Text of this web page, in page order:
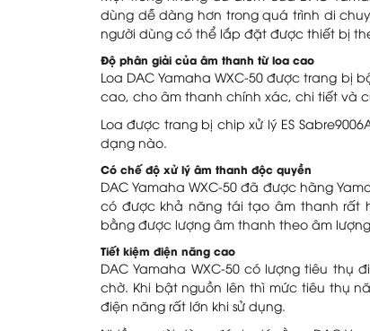
dùng dễ dàng hơn trong quá trình di
người dùng có thể lắp đặt được thiết bị
Độ phân giải của âm thanh từ loa cao
Loa DAC Yamaha WXC-50 được trang
cao, cho âm thanh chính xác, chi tiết và
Loa được trang bị chip xử lý ES
dạng nào.
Có chế độ xử lý âm thanh độc quyền
DAC Yamaha WXC-50 đã được hãng
có được khả năng tái tạo âm thanh rất
bằng được lượng âm thanh theo âm
Tiết kiệm điện năng cao
DAC Yamaha WXC-50 có lượng tiêu
chờ. Khi bật nguồn lên thì mức tiêu thụ
điện năng rất lớn khi sử dụng.